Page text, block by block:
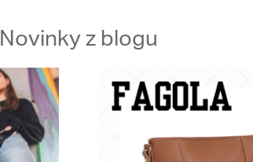
Novinky z blogu